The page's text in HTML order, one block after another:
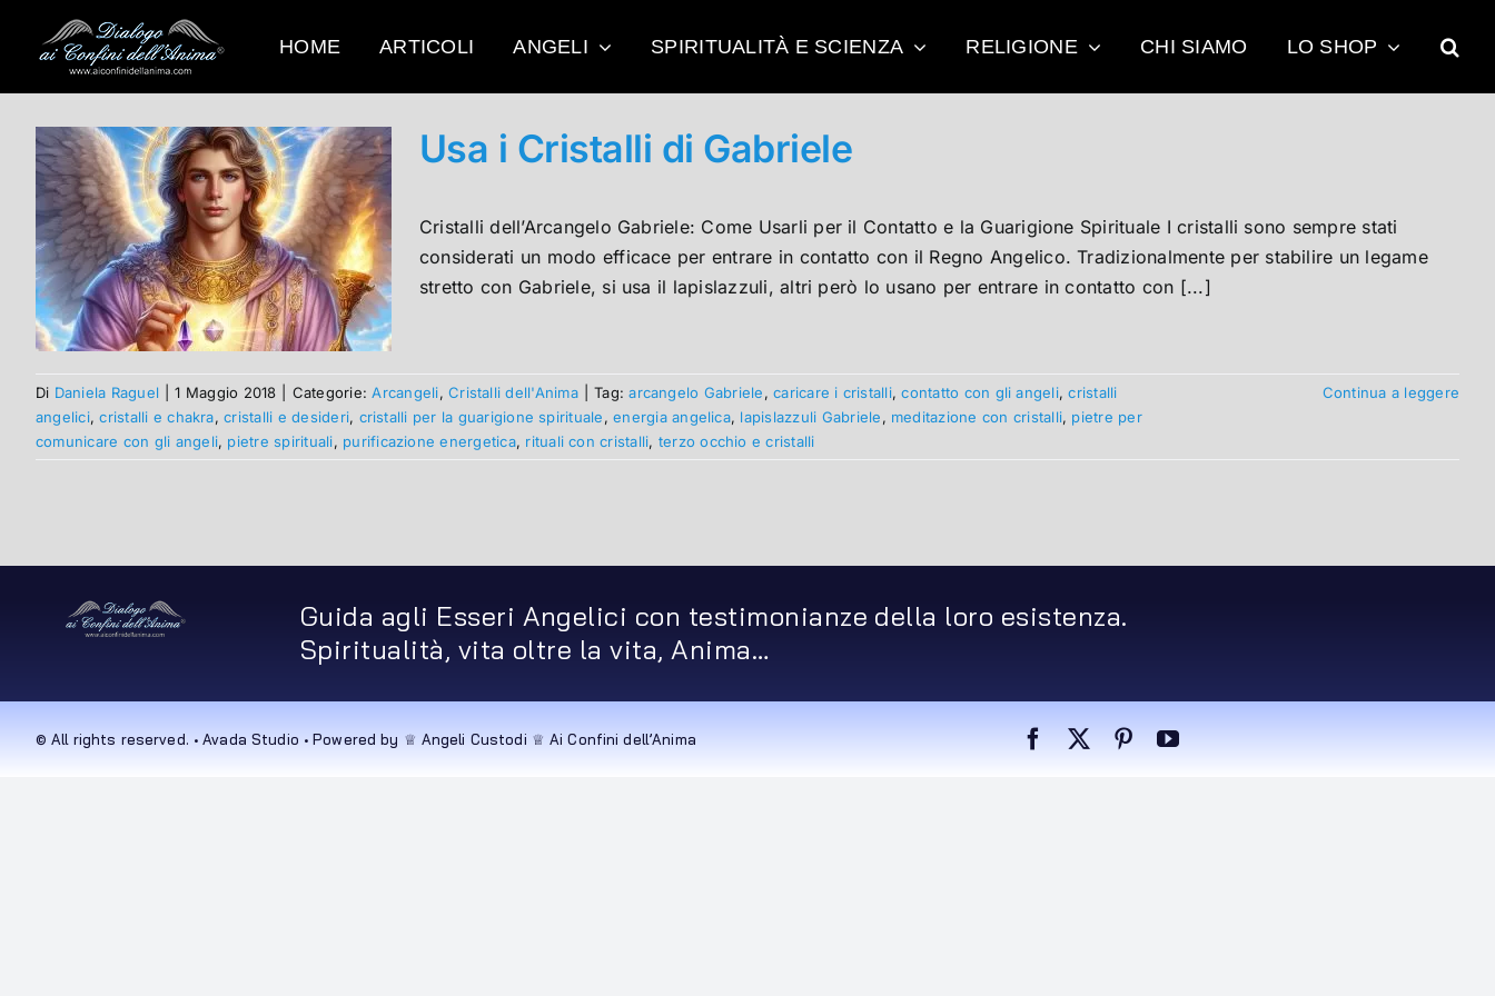
contenuto
HOME ARTICOLI ANGELI SPIRITUALITÀ E SCIENZA RELIGIONE CHI SIAMO LO SHOP
Usa i Cristalli di Gabriele
Cristalli dell’Arcangelo Gabriele: Come Usarli per il Contatto e la Guarigione Spirituale I cristalli sono sempre stati
considerati un modo efficace per entrare in contatto con il Regno Angelico. Tradizionalmente per stabilire un legame
stretto con Gabriele, si usa il lapislazzuli, altri però lo usano per entrare in contatto con [...]
Di Daniela Raguel 1 Maggio 2018 Categorie:Arcangeli,Cristalli dell'Anima Tag:arcangelo Gabriele,caricare i cristalli,contatto con gli angeli,cristalli
angelici,cristalli e chakra,cristalli e desideri, cristalli per la guarigione spirituale,energia angelica, lapislazzuli Gabriele, meditazione con cristalli, pietre per
comunicare con gli angeli, pietre spirituali, purificazione energetica, rituali con cristalli, terzo occhio e cristalli
Continua a leggere
Guida agli Esseri Angelici con testimonianze della loro esistenza.
Spiritualità, vita oltre la vita, Anima…
© All rights reserved. • Avada Studio • Powered by ♕ Angeli Custodi ♕ Ai Confini dell’Anima